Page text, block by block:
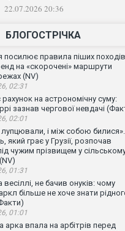
22.07.2026 20:36
БЛОГОСТРІЧКА
посилює правила піших походів
на «скорочені» маршрути
(NV)
02:31
на астрономічну суму:
зазнав чергової невдачі
02:01
лупцювали, і між собою билися».
який грає у Грузії, розпочав
чужим прізвищем у
01:31
весіллі, не бачив онуків: чому
більше не хоче знати
01:01
арка впала на арбітрів перед